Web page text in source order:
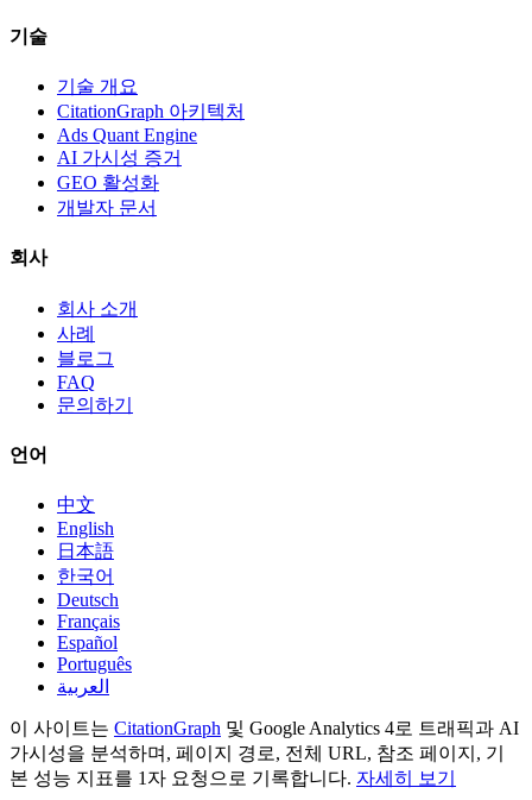
기술
기술 개요
CitationGraph 아키텍처
Ads Quant Engine
AI 가시성 증거
GEO 활성화
개발자 문서
회사
회사 소개
사례
블로그
FAQ
문의하기
언어
中文
English
日本語
한국어
Deutsch
Français
Español
Português
العربية
이 사이트는 CitationGraph 및 Google Analytics 4로 트래픽과 AI
가시성을 분석하며, 페이지 경로, 전체 URL, 참조 페이지, 기
본 성능 지표를 1자 요청으로 기록합니다. 자세히 보기